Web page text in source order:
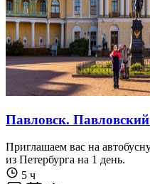
Павловск.
Приглашаем вас на
из Петербурга на 1 день.
5 ч